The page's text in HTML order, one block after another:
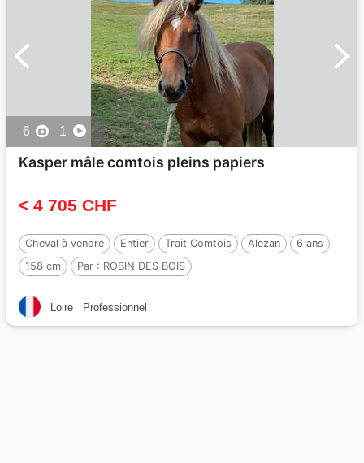
6 1
Kasper mâle comtois pleins papiers
< 4 705 CHF
Cheval à vendre Entier Trait Comtois Alezan
6 ans
158 cm
Par : ROBIN DES BOIS
Loire Professionnel